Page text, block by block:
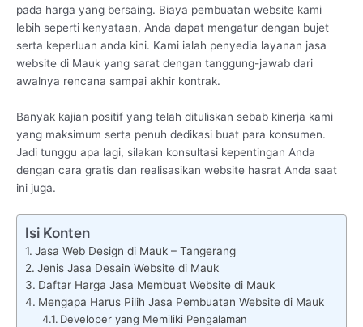
pada harga yang bersaing. Biaya pembuatan website kami
lebih seperti kenyataan, Anda dapat mengatur dengan bujet
serta keperluan anda kini. Kami ialah penyedia layanan jasa
website di Mauk yang sarat dengan tanggung-jawab dari
awalnya rencana sampai akhir kontrak.
Banyak kajian positif yang telah dituliskan sebab kinerja kami
yang maksimum serta penuh dedikasi buat para konsumen.
Jadi tunggu apa lagi, silakan konsultasi kepentingan Anda
dengan cara gratis dan realisasikan website hasrat Anda saat
ini juga.
Isi Konten
Jasa Web Design di Mauk – Tangerang
Jenis Jasa Desain Website di Mauk
Daftar Harga Jasa Membuat Website di Mauk
Mengapa Harus Pilih Jasa Pembuatan Website di Mauk
Developer yang Memiliki Pengalaman